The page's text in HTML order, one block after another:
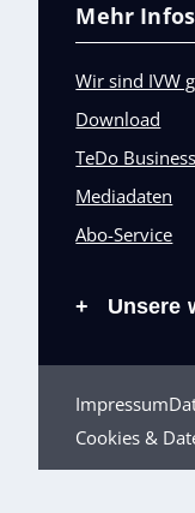
Mehr Infos
Wir sind IVW
Download
TeDo Business
Mediadaten
Abo-Service
+ Unsere
Impressum
Cookies &